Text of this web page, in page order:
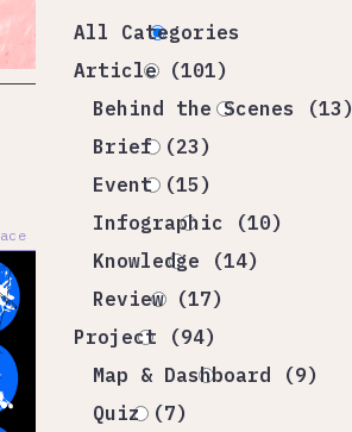
All Categories
Article (101)
Behind the Scenes (13)
Brief (23)
Event (15)
Infographic (10)
Knowledge (14)
Review (17)
Project (94)
Map & Dashboard (9)
Quiz (7)